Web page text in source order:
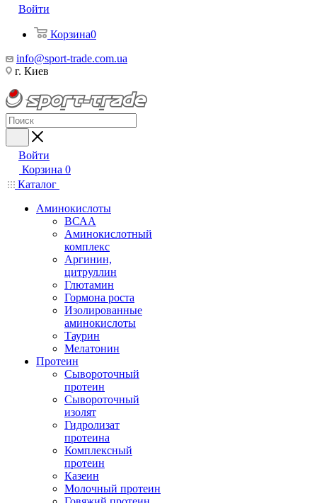
Войти
Корзина0
info@sport-trade.com.ua
г. Киев
Войти
Корзина 0
Каталог
Аминокислоты
ВСАА
Аминокислотный
комплекс
Аргинин,
цитруллин
Глютамин
Гормона роста
Изолированные
аминокислоты
Таурин
Мелатонин
Протеин
Сывороточный
протеин
Сывороточный
изолят
Гидролизат
протеина
Комплексный
протеин
Казеин
Молочный протеин